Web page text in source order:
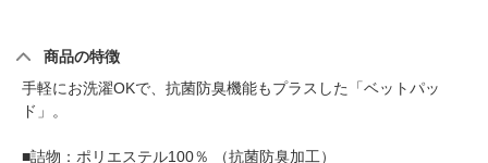
商品の特徴
手軽にお洗濯OKで、抗菌防臭機能もプラスした「ベットパッ
ド」。
■詰物：ポリエステル100％ （抗菌防臭加工）